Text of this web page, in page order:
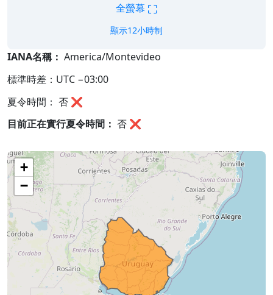
全螢幕 ⛶
顯示12小時制
IANA名稱： America/Montevideo
標準時差：UTC −03:00
夏令時間： 否 ❌
目前正在實行夏令時間： 否 ❌
+
−